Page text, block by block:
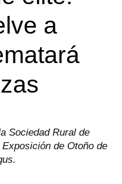
a
Sociedad Rural de
de Otoño de